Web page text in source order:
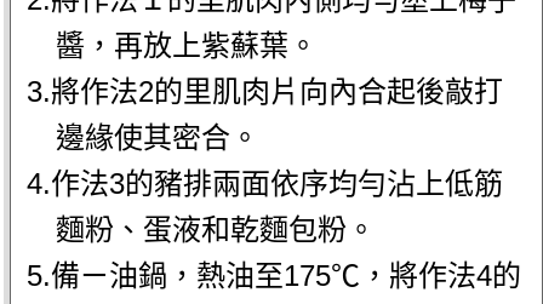
醬，再放上紫蘇葉。
3.將作法2的里肌肉片向內合起後敲打
邊緣使其密合。
4.作法3的豬排兩面依序均勻沾上低筋
麵粉、蛋液和乾麵包粉。
5.備ㄧ油鍋，熱油至175℃，將作法4的